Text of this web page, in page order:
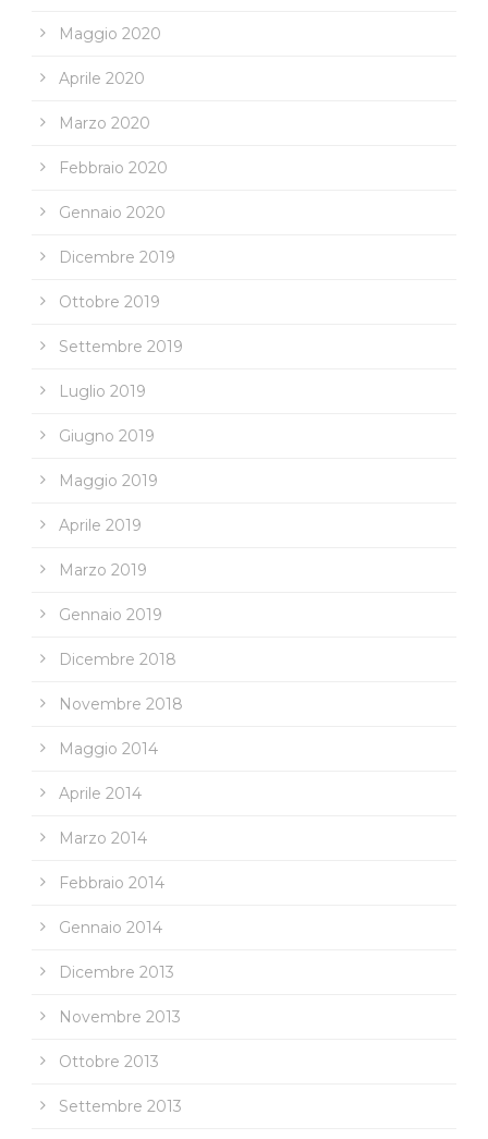
Maggio 2020
Aprile 2020
Marzo 2020
Febbraio 2020
Gennaio 2020
Dicembre 2019
Ottobre 2019
Settembre 2019
Luglio 2019
Giugno 2019
Maggio 2019
Aprile 2019
Marzo 2019
Gennaio 2019
Dicembre 2018
Novembre 2018
Maggio 2014
Aprile 2014
Marzo 2014
Febbraio 2014
Gennaio 2014
Dicembre 2013
Novembre 2013
Ottobre 2013
Settembre 2013